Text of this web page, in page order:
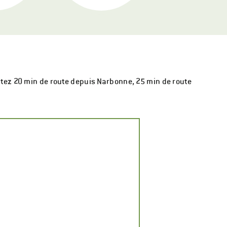
20 min de route depuis Narbonne, 25 min de route